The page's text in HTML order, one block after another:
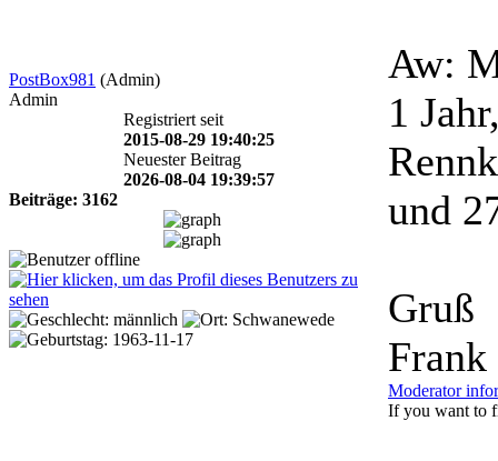
PostBox981 (Admin)
Admin
Registriert seit
2015-08-29 19:40:25
Neuester Beitrag
2026-08-04 19:39:57
Beiträge: 3162
Aw:
1
und
Gruß
Frank
Moderator
If you want to